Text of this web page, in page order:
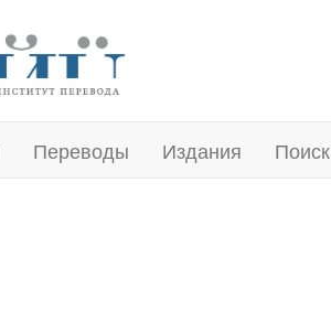
Переводы Издания Поиск